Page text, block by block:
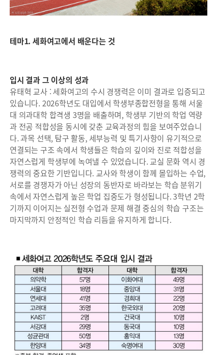
테마1. 세화여고에서 배운다는 것
입시 결과 그 이상의 성과
유태혁 교사 : 세화여고의 수시 경쟁력은 이미 결과로 입증되고
있습니다. 2026학년도 대입에서 학생부종합전형을 통해 서울
대 의과대학 합격생 3명을 배출하며, 학생부 기반의 학업 역량
과 전공 적합성을 동시에 갖춘 교육과정의 힘을 보여주었습니
다. 과목 선택, 탐구 활동, 세부능력 및 특기사항이 유기적으로
연결되는 구조 속에서 학생들은 학습의 깊이와 진로 적합성을
자연스럽게 학생부에 녹여낼 수 있었습니다. 교실 문화 역시 경
쟁력의 중요한 기반입니다. 교사와 학생이 함께 몰입하는 수업,
서로를 경쟁자가 아닌 성장의 동반자로 바라보는 학습 분위기
속에서 자연스럽게 높은 학업 집중도가 형성됩니다. 3학년 2학
기까지 이어지는 실전형 수업과 문제 해결 중심의 학습 구조는
마지막까지 안정적인 학습 리듬을 유지하게 합니다.